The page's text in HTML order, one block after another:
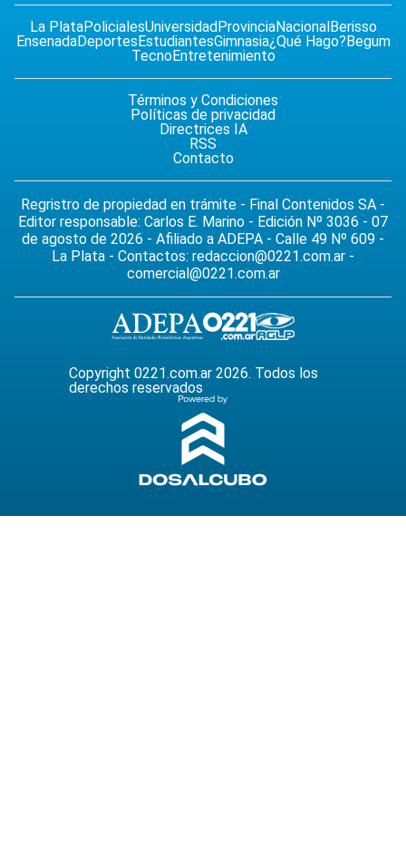
La PlataPolicialesUniversidad ProvinciaNacional Berisso
EnsenadaDeportes EstudiantesGimnasia¿Qué Hago? Begum
TecnoEntretenimiento
Términos y Condiciones
Políticas de privacidad
Directrices IA
RSS
Contacto
Regristro de propiedad en trámite - Final Contenidos SA -
Editor responsable: Carlos E. Marino - Edición Nº 3036 - 07
de agosto de 2026 - Afiliado a ADEPA - Calle 49 Nº 609 -
La Plata - Contactos: redaccion@0221.com.ar -
comercial@0221.com.ar
Copyright 0221.com.ar 2026. Todos los
derechos reservados